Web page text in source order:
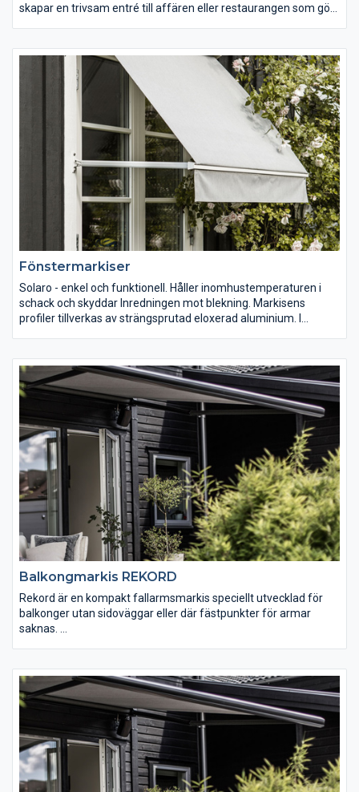
skapar en trivsam entré till affären eller restaurangen som gör
köpet.
Vår vävkollektion ger dig fantastiska möjligheter att välja den
fönstermarkis som passar färgsättnigen på din fasad. I vår
utställning kan du prova, välja färg och få information om vilka
valmöjligheter som finns.
Fönstermarkiser
Solaro - enkel och funktionell. Håller inomhustemperaturen i
schack och skyddar Inredningen mot blekning. Markisens
profiler tillverkas av strängsprutad eloxerad aluminium. I
att klara de påfrestningar av sol, värme, kyla och vind som
markisen dagligen utsätts för.
Solaro Variant är en markis utan kassett som används där
”snickarglädje“ inramar fönstret.
Balkongmarkis REKORD
Rekord är en kompakt fallarmsmarkis speciellt utvecklad för
balkonger utan sidoväggar eller där fästpunkter för armar
saknas.
motordrift. Motorn kan kompletteras med automatiska
styrningar tex fjärrkontroll eller sol- och vindautomatik.
Dimensioner: Max bredd ca 5,0 m per enhet. Markisen
monteras enkelt med de robusta stödbenen som fästs mellan
golv och tak utan hål i fasaden.